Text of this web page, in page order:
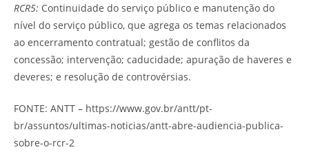
RCR5: Continuidade do serviço público e manutenção do
nível do serviço público, que agrega os temas relacionados
ao encerramento contratual; gestão de conﬂitos da
concessão; intervenção; caducidade; apuração de haveres e
deveres; e resolução de controvérsias.
FONTE: ANTT – https://www.gov.br/antt/pt-
br/assuntos/ultimas-noticias/antt-abre-audiencia-publica-
sobre-o-rcr-2